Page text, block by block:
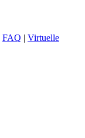
FAQ | Virtuelle